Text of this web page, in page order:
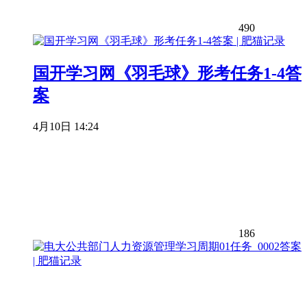
490
国开学习网《羽毛球》形考任务1-4答
案
4月10日 14:24
186